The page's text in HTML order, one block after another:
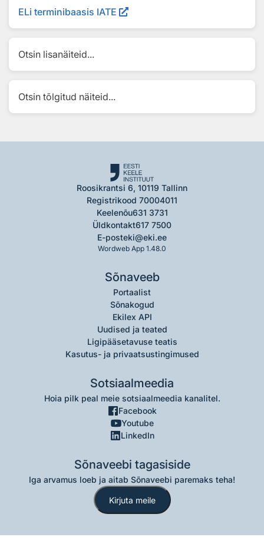
ELi terminibaasis IATE
Otsin lisanäiteid...
Otsin tõlgitud näiteid...
Roosikrantsi 6, 10119 Tallinn
Registrikood 70004011
Keelenõu631 3731
Üldkontakt617 7500
E-posteki@eki.ee
Wordweb App 1.48.0
Sõnaveeb
Portaalist
Sõnakogud
Ekilex API
Uudised ja teated
Ligipääsetavuse teatis
Kasutus- ja privaatsustingimused
Sotsiaalmeedia
Hoia pilk peal meie sotsiaalmeedia kanalitel.
Facebook
Youtube
LinkedIn
Sõnaveebi tagasiside
Iga arvamus loeb ja aitab Sõnaveebi paremaks teha!
Kirjuta meile